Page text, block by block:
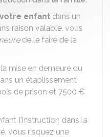
enfant dans un
raison valable, vous
de le faire de la
mise en demeure du
un établissement
de prison et 7500 €
l'instruction dans la
vous risquez une